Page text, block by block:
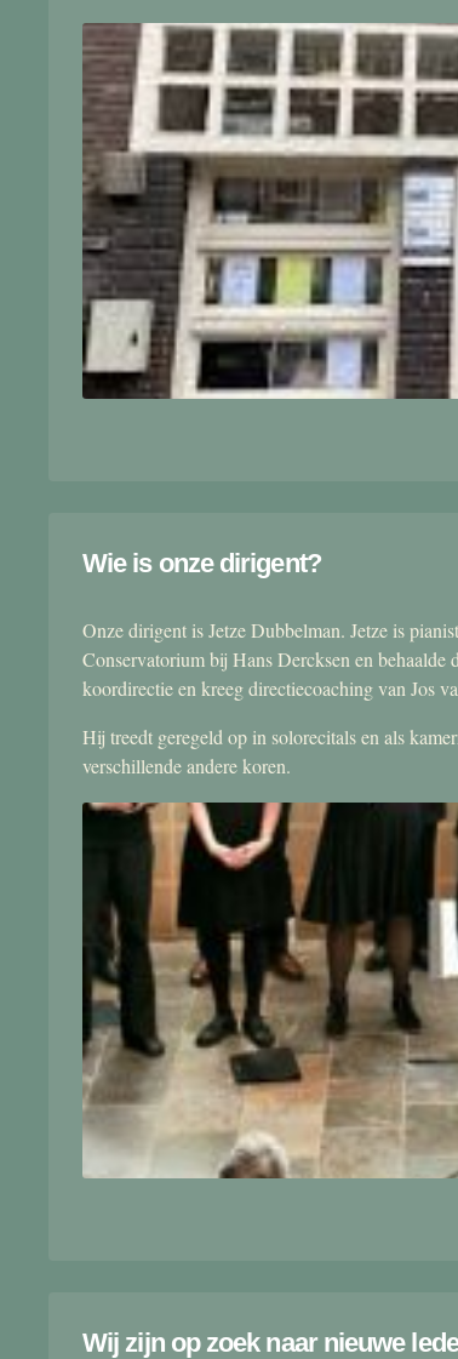
Wie is onze dirigent?
Onze dirigent is Jetze Dubbelman. Jetze is
Conservatorium bij Hans Dercksen en
koordirectie en kreeg directiecoaching van Jos
Hij treedt geregeld op in solorecitals en als
verschillende andere koren.
Wij zijn op zoek naar nieuwe